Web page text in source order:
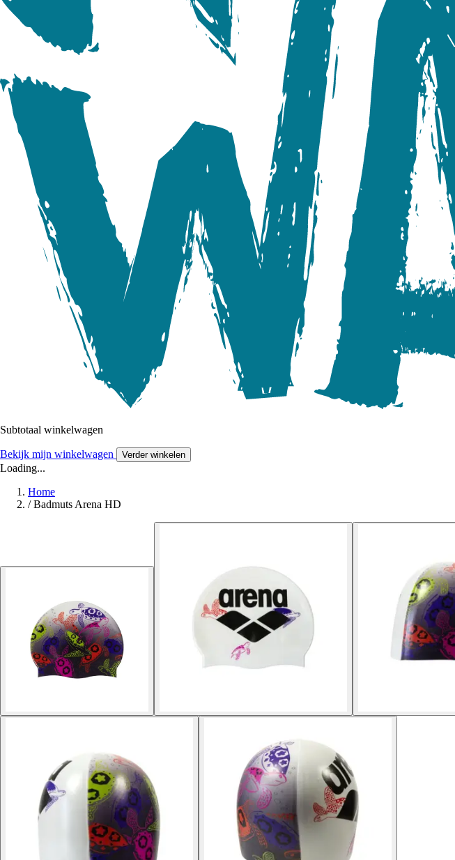
Subtotaal winkelwagen
Bekijk mijn winkelwagen Verder winkelen
Loading...
Home
/ Badmuts Arena HD